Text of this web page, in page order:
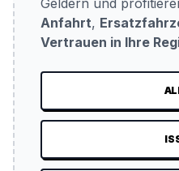
Geldern und
Anfahrt,
Vertrauen in Ihre